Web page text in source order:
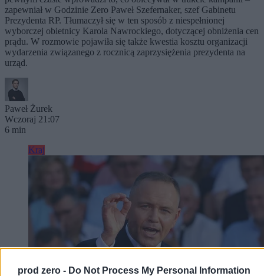
prod zero - Do Not Process My Personal Information
zapewniał w Godzinie Zero Paweł Szefernaker, szef Gabinetu
Prezydenta RP. Tłumaczył się w ten sposób z niespełnionej
wyborczej obietnicy Karola Nawrockiego, dotyczącej obniżenia cen
prądu. W rozmowie pojawiła się także kwestia kosztu organizacji
wydarzenia związanego z rocznicą zaprzysiężenia prezydenta na
urząd.
Paweł Żurek
Wczoraj 21:07
6 min
Kraj